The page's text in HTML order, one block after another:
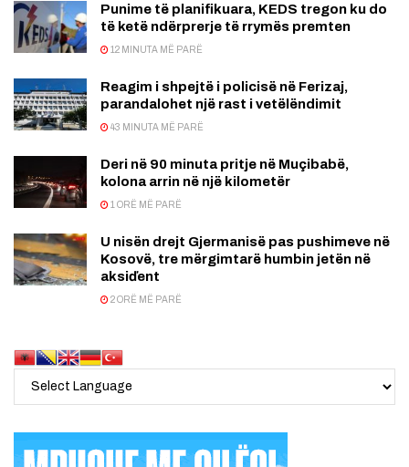
Punime të planifikuara, KEDS tregon ku do
të ketë ndërprerje të rrymës premten
12 MINUTA MË PARË
Reagim i shpejtë i policisë në Ferizaj,
parandalohet një rast i vetëlëndimit
43 MINUTA MË PARË
Deri në 90 minuta pritje në Muçibabë,
kolona arrin në një kilometër
1 ORË MË PARË
U nisën drejt Gjermanisë pas pushimeve në
Kosovë, tre mërgimtarë humbin jetën në
aksiďent
2 ORË MË PARË